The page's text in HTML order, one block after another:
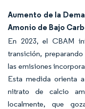
Aumento de la
Amonio de Bajo
En 2023, el CBAM
transición,
las emisiones
Esta medida orienta
nitrato de calcio
localmente, que